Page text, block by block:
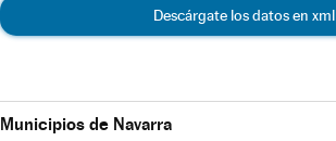
Descárgate los datos en xml
Municipios de Navarra